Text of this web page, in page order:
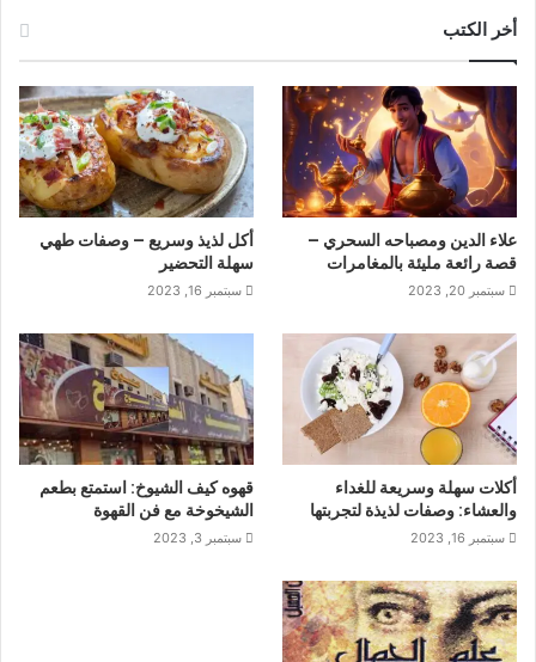
أخر الكتب
علاء الدين ومصباحه السحري –
قصة رائعة مليئة بالمغامرات
سبتمبر 20, 2023
أكل لذيذ وسريع – وصفات طهي
سهلة التحضير
سبتمبر 16, 2023
أكلات سهلة وسريعة للغداء
والعشاء: وصفات لذيذة لتجربتها
سبتمبر 16, 2023
قهوه كيف الشيوخ: استمتع بطعم
الشيخوخة مع فن القهوة
سبتمبر 3, 2023